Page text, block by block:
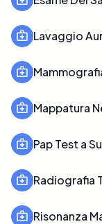
Lavaggio
Mappatura
Pap Test a
Radiografia
Risonanza